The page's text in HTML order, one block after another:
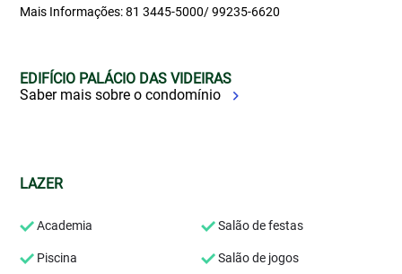
Mais Informações: 81 3445-5000/ 99235-6620
EDIFÍCIO PALÁCIO DAS VIDEIRAS
Saber mais sobre o condomínio
LAZER
Academia Salão de festas
Piscina Salão de jogos